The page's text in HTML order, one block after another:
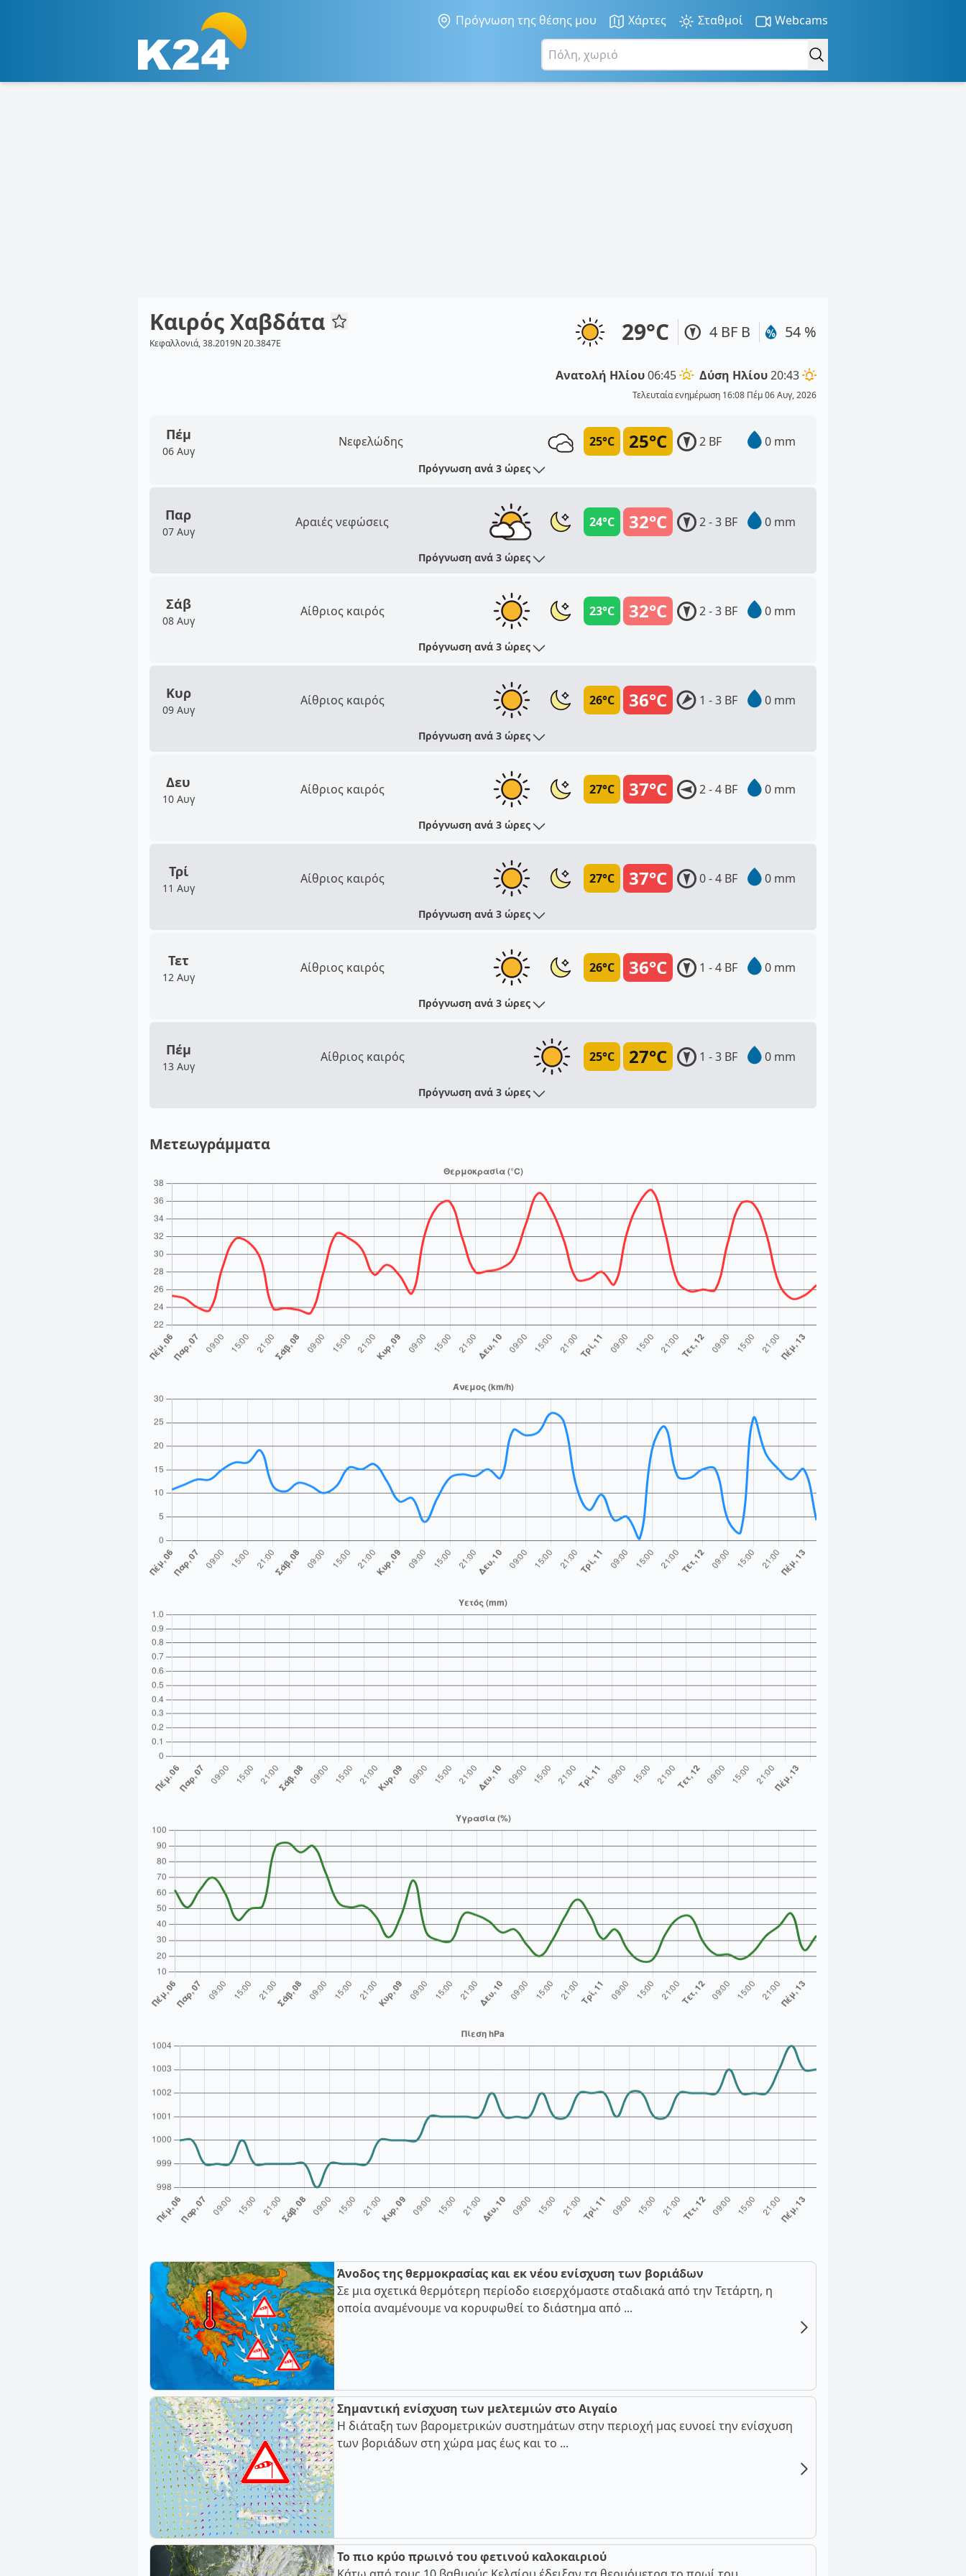
Πρόγνωση της θέσης μου Χάρτες Σταθμοί Webcams
Καιρός Χαβδάτα
Κεφαλλονιά, 38.2019N 20.3847E 29°C 4 BF Β 54 %
Ανατολή Ηλίου06:45 Δύση Ηλίου20:43
Τελευταία ενημέρωση 16:08 Πέμ 06 Αυγ, 2026
Πέμ
06 Αυγ
Νεφελώδης 25°C
25°C 2 BF 0 mm
Πρόγνωση ανά 3 ώρες
Παρ
07 Αυγ
Αραιές νεφώσεις 32°C
24°C 2 - 3 BF 0 mm
Πρόγνωση ανά 3 ώρες
Σάβ
08 Αυγ
Αίθριος καιρός 32°C
23°C 2 - 3 BF 0 mm
Πρόγνωση ανά 3 ώρες
Κυρ
09 Αυγ
Αίθριος καιρός 36°C
26°C 1 - 3 BF 0 mm
Πρόγνωση ανά 3 ώρες
Δευ
10 Αυγ
Αίθριος καιρός 37°C
27°C 2 - 4 BF 0 mm
Πρόγνωση ανά 3 ώρες
Τρί
11 Αυγ
Αίθριος καιρός 37°C
27°C 0 - 4 BF 0 mm
Πρόγνωση ανά 3 ώρες
Τετ
12 Αυγ
Αίθριος καιρός 36°C
26°C 1 - 4 BF 0 mm
Πρόγνωση ανά 3 ώρες
Πέμ
13 Αυγ
Αίθριος καιρός 27°C
25°C 1 - 3 BF 0 mm
Πρόγνωση ανά 3 ώρες
Μετεωγράμματα
Άνοδος της θερμοκρασίας και εκ νέου ενίσχυση των βοριάδων
Σε μια σχετικά θερμότερη περίοδο εισερχόμαστε σταδιακά από την Τετάρτη, η
οποία αναμένουμε να κορυφωθεί το διάστημα από ...
Σημαντική ενίσχυση των μελτεμιών στο Αιγαίο
Η διάταξη των βαρομετρικών συστημάτων στην περιοχή μας ευνοεί την ενίσχυση
των βοριάδων στη χώρα μας έως και το ...
Το πιο κρύο πρωινό του φετινού καλοκαιριού